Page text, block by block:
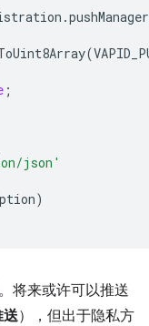
.pushManager
(
;
json'
)
。将来或许可以推送
送），但出于隐私方